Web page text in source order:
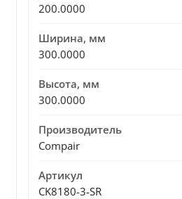
200.0000
Ширина, мм
300.0000
Высота, мм
300.0000
Производитель
Compair
Артикул
CK8180-3-SR